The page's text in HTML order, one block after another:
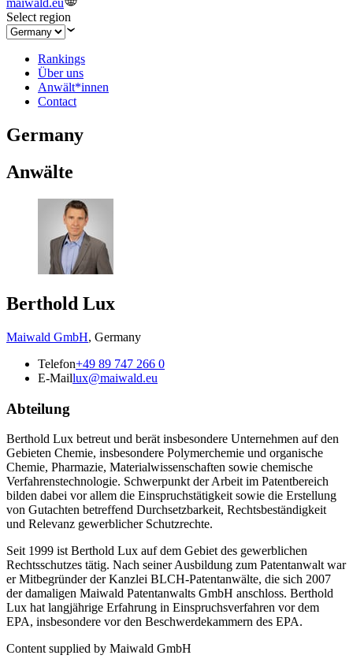
maiwald.eu
Select region
Rankings
Über uns
Anwält*innen
Contact
Germany
Anwälte
Berthold Lux
Maiwald GmbH, Germany
Telefon+49 89 747 266 0
E-Maillux@maiwald.eu
Abteilung
Berthold Lux betreut und berät insbesondere Unternehmen auf den
Gebieten Chemie, insbesondere Polymerchemie und organische
Chemie, Pharmazie, Materialwissenschaften sowie chemische
Verfahrenstechnologie. Schwerpunkt der Arbeit im Patentbereich
bilden dabei vor allem die Einspruchstätigkeit sowie die Erstellung
von Gutachten betreffend Durchsetzbarkeit, Rechtsbeständigkeit
und Relevanz gewerblicher Schutzrechte.
Seit 1999 ist Berthold Lux auf dem Gebiet des gewerblichen
Rechtsschutzes tätig. Nach seiner Ausbildung zum Patentanwalt war
er Mitbegründer der Kanzlei BLCH-Patentanwälte, die sich 2007
der damaligen Maiwald Patentanwalts GmbH anschloss. Berthold
Lux hat langjährige Erfahrung in Einspruchsverfahren vor dem
EPA, insbesondere vor den Beschwerdekammern des EPA.
Content supplied by Maiwald GmbH